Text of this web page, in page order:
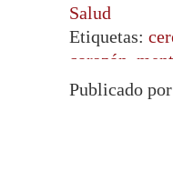
Salud
Etiquetas:
corazón
salud,via
Publicado por